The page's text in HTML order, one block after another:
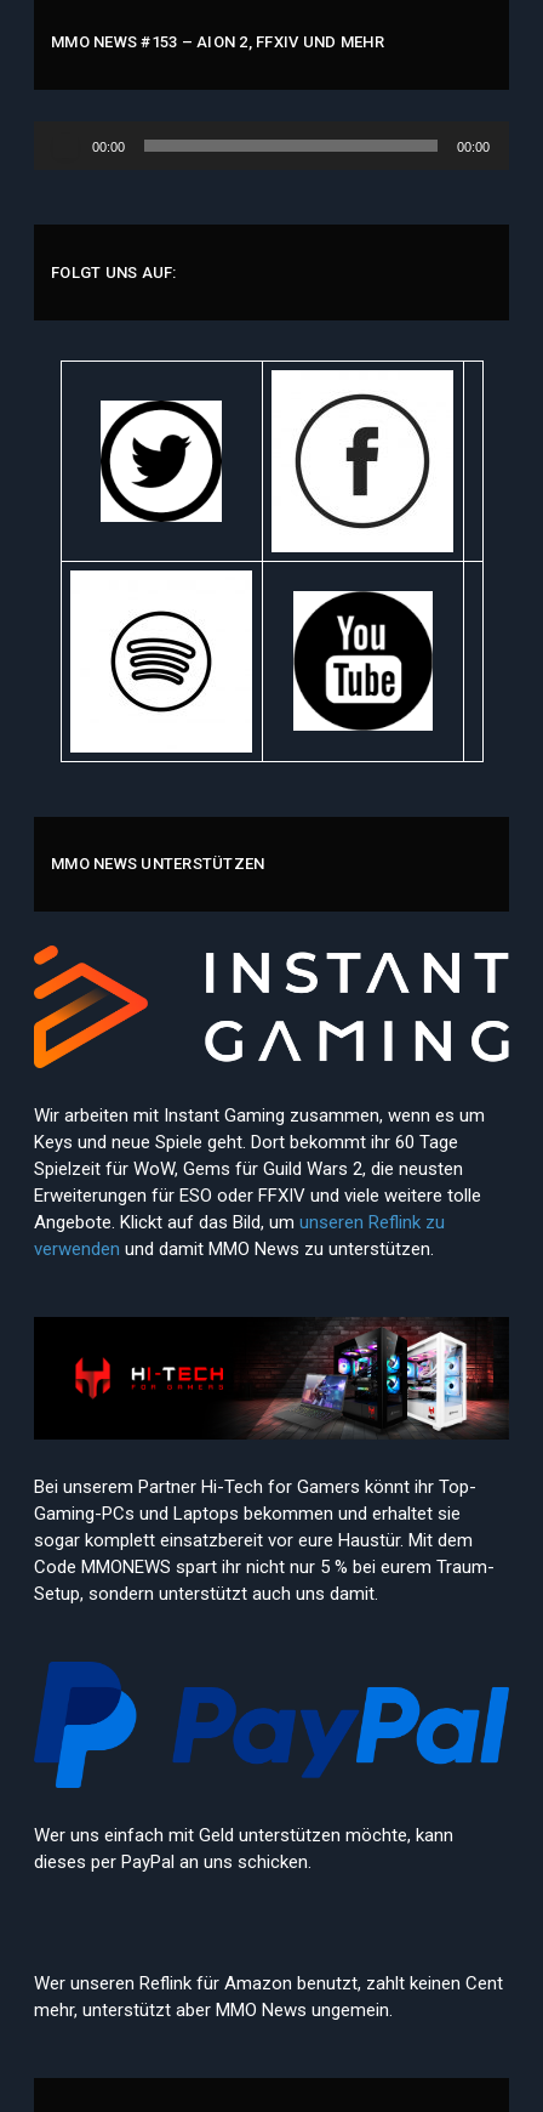
MMO NEWS #153 – AION 2, FFXIV UND MEHR
00:00 00:00
FOLGT UNS AUF:
MMO NEWS UNTERSTÜTZEN
Wir arbeiten mit Instant Gaming zusammen, wenn es um
Keys und neue Spiele geht. Dort bekommt ihr 60 Tage
Spielzeit für WoW, Gems für Guild Wars 2, die neusten
Erweiterungen für ESO oder FFXIV und viele weitere tolle
Angebote. Klickt auf das Bild, um unseren Reflink zu
verwenden und damit MMO News zu unterstützen.
Bei unserem Partner Hi-Tech for Gamers könnt ihr Top-
Gaming-PCs und Laptops bekommen und erhaltet sie
sogar komplett einsatzbereit vor eure Haustür. Mit dem
Code MMONEWS spart ihr nicht nur 5 % bei eurem Traum-
Setup, sondern unterstützt auch uns damit.
Wer uns einfach mit Geld unterstützen möchte, kann
dieses per PayPal an uns schicken.
Wer unseren Reflink für Amazon benutzt, zahlt keinen Cent
mehr, unterstützt aber MMO News ungemein.